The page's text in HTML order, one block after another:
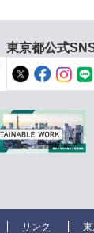
東京都公式
リンク